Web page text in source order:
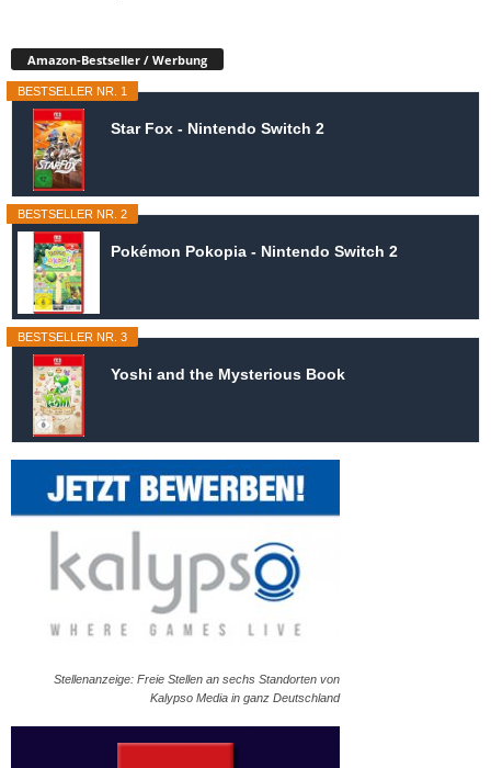
Amazon-Bestseller / Werbung
BESTSELLER NR. 1
Star Fox - Nintendo Switch 2
BESTSELLER NR. 2
Pokémon Pokopia - Nintendo Switch 2
BESTSELLER NR. 3
Yoshi and the Mysterious Book
Stellenanzeige: Freie Stellen an sechs Standorten von
Kalypso Media in ganz Deutschland